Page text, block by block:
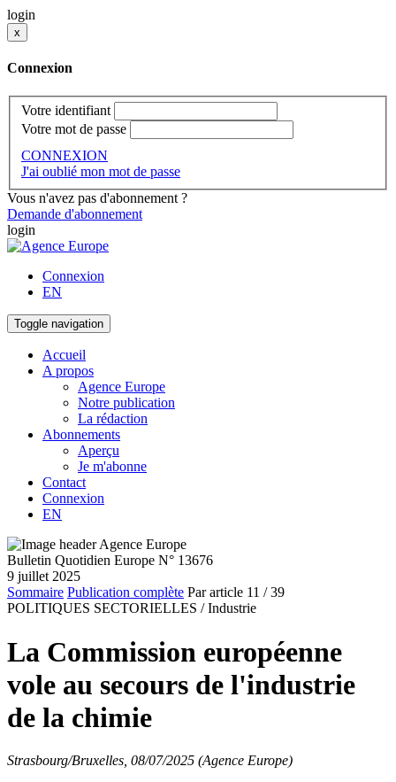
login
x
Connexion
Votre identifiant
Votre mot de passe
CONNEXION
J'ai oublié mon mot de passe
Vous n'avez pas d'abonnement ?
Demande d'abonnement
login
Connexion
EN
Toggle navigation
Accueil
A propos
Agence Europe
Notre publication
La rédaction
Abonnements
Aperçu
Je m'abonne
Contact
Connexion
EN
Bulletin Quotidien Europe N° 13676
9 juillet 2025
Sommaire Publication complète Par article 11 / 39
POLITIQUES SECTORIELLES / Industrie
La Commission européenne
vole au secours de l'industrie
de la chimie
Strasbourg/Bruxelles, 08/07/2025 (Agence Europe)